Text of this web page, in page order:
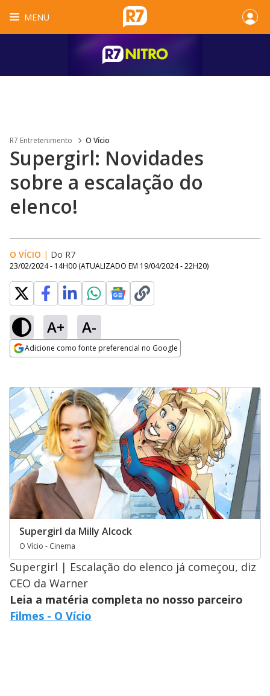
MENU
R7 Entretenimento O Vício
Supergirl: Novidades
sobre a escalação do
elenco!
O VÍCIO | Do R7
23/02/2024 - 14H00 (ATUALIZADO EM 19/04/2024 - 22H20)
A+ A-
Adicione como fonte preferencial no Google
Supergirl da Milly Alcock
O Vício - Cinema
Supergirl | Escalação do elenco já começou, diz
CEO da Warner
Leia a matéria completa no nosso parceiro
Filmes - O Vício